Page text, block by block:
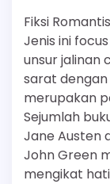
Fiksi Romantis
Jenis ini
unsur jalinan
sarat
merupakan
Sejumlah
Jane Austen
John Green
mengikat